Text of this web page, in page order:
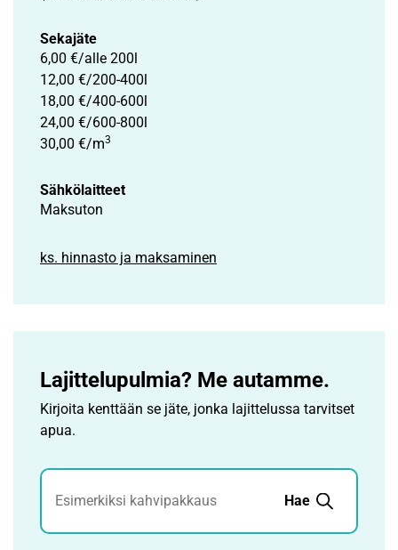
Sekajäte
6,00 €/alle 200l
12,00 €/200-400l
18,00 €/400-600l
24,00 €/600-800l
30,00 €/m3
Sähkölaitteet
Maksuton
ks. hinnasto ja maksaminen
Lajittelupulmia? Me autamme.
Kirjoita kenttään se jäte, jonka lajittelussa tarvitset
apua.
Jätehaku
Hae